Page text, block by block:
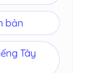
bản
Tây